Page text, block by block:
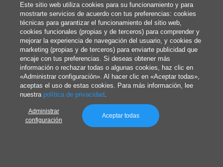
Este sitio web utiliza cookies para su funcionamiento y para
mostrarte servicios de acuerdo con tus preferencias: cookies
técnicas para garantizar el funcionamiento del sitio web,
cookies funcionales (propias y de terceros) para comprender y
mejorar la experiencia de navegación del usuario, y cookies de
marketing (propias y de terceros) para enviarte publicidad que
encaje con tus preferencias. Si deseas obtener más
información o rechazar todas o algunas cookies, haz clic en
«Administrar configuración». Al hacer clic en «Aceptar todas»,
aceptas el uso de estas cookies. Para más información, lee
nuestra política de privacidad.
Administrar
configuración
Aceptar todas